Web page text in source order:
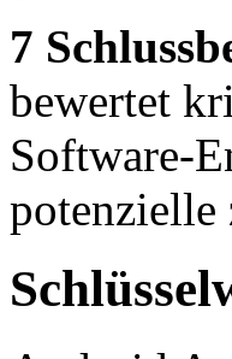
7
bewertet
Software-